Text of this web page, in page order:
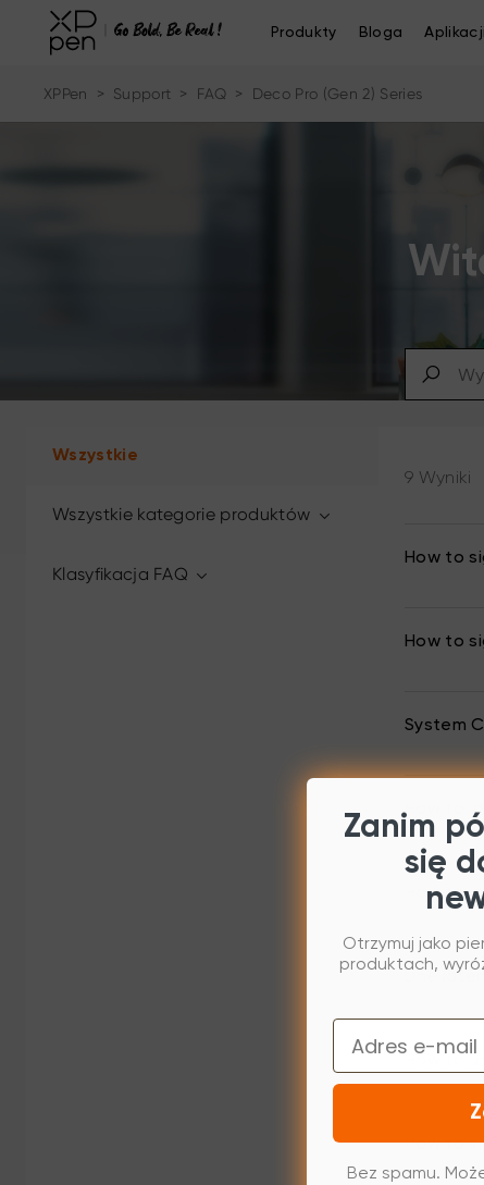
Produkty Bloga Aplikacji
XPPen > Support > FAQ > Deco Pro (Gen 2) Series
Wszystkie
Wszystkie kategorie produktów
Klasyfikacja FAQ
9 Wyniki
How to
How to
System
How to
How to
Line
How to
How to
Zanim
się
Otrzymuj jako
produktach,
Email
Bez spamu.